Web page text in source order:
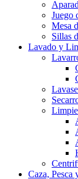
Juego
Mesa
Sillas
Lavado y
Caza, Pesca